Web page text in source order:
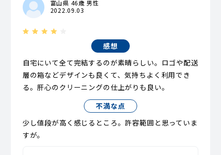
富山県 46歳 男性
2022.09.03
感想
自宅にいて全て完結するのが素晴らしい。ロゴや配送
層の箱などデザインも良くて、気持ちよく利用でき
る。肝心のクリーニングの仕上がりも良い。
不満な点
少し値段が高く感じるところ。許容範囲と思っていま
すが。